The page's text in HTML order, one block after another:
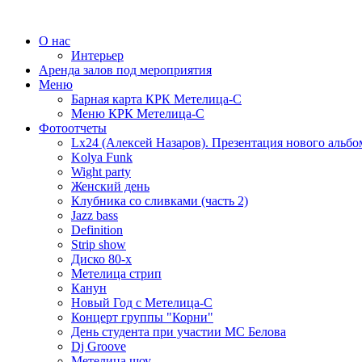
О нас
Интерьер
Аренда залов под мероприятия
Меню
Барная карта КРК Метелица-С
Меню КРК Метелица-С
Фотоотчеты
Lx24 (Алексей Назаров). Презентация нового
Kolya Funk
Wight party
Женский день
Клубника со сливками (часть 2)
Jazz bass
Definition
Strip show
Диско 80-х
Метелица стрип
Канун
Новый Год с Метелица-С
Концерт группы "Корни"
День студента при участии МС Белова
Dj Groove